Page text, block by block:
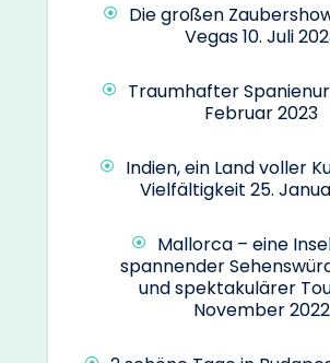
Die großen
Vegas10. Juli
Traumhafter
Februar 2023
Indien, ein Land voller
Vielfältigkeit 25.
Mallorca – eine
spannender
und spektakulärer
November 2022